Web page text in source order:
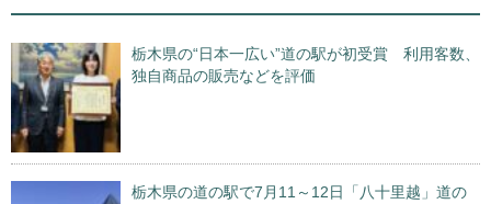
栃木県の“日本一広い”道の駅が初受賞 利用客数、
独自商品の販売などを評価
栃木県の道の駅で7月11～12日「八十里越」道の